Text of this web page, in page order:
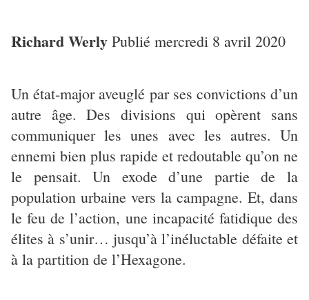
Richard Werly Publié mercredi 8 avril 2020
Un état-major aveuglé par ses convictions d’un
autre âge. Des divisions qui opèrent sans
communiquer les unes avec les autres. Un
ennemi bien plus rapide et redoutable qu’on ne
le pensait. Un exode d’une partie de la
population urbaine vers la campagne. Et, dans
le feu de l’action, une incapacité fatidique des
élites à s’unir… jusqu’à l’inéluctable défaite et
à la partition de l’Hexagone.